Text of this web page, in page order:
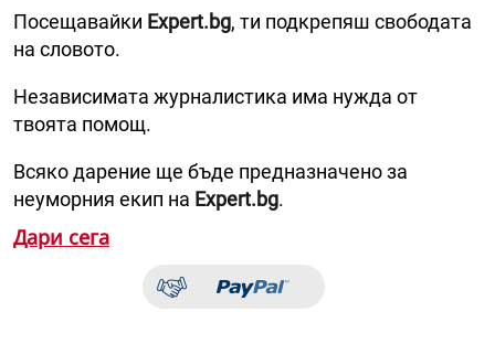
Посещавайки Expert.bg, ти подкрепяш свободата
на словото.
Независимата журналистика има нужда от
твоята помощ.
Всяко дарение ще бъде предназначено за
неуморния екип на Expert.bg.
Дари сега